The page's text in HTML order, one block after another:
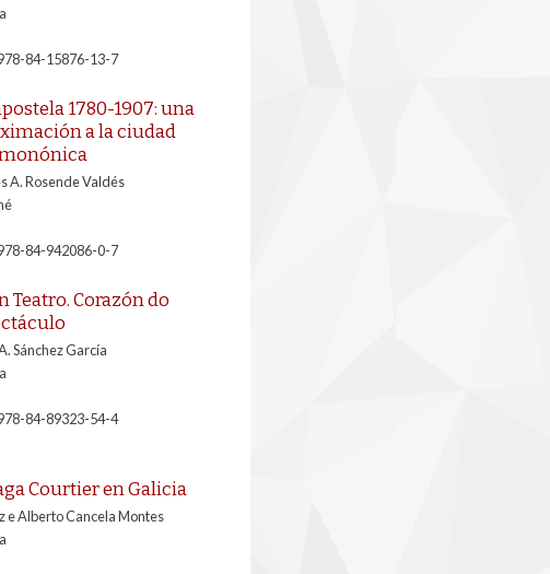
84-15876-13-7
1780-1907: una
a la ciudad
A. Rosende Valdés
84-942086-0-7
Teatro. Corazón do
Sánchez García
84-89323-54-4
Courtier en Galicia
e Alberto Cancela Montes